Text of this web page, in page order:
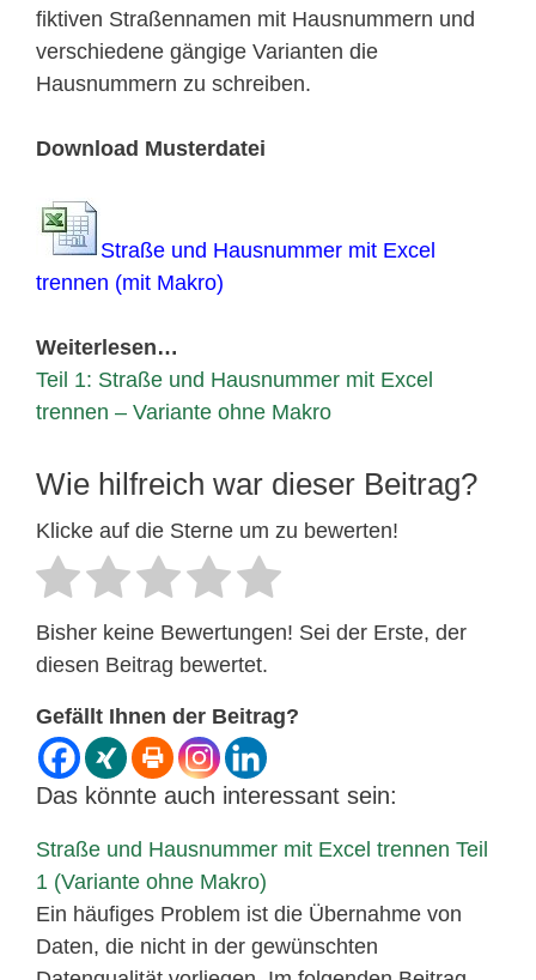
fiktiven Straßennamen mit Hausnummern und
verschiedene gängige Varianten die
Hausnummern zu schreiben.
Download Musterdatei
Straße und Hausnummer mit Excel
trennen (mit Makro)
Weiterlesen…
Teil 1: Straße und Hausnummer mit Excel
trennen – Variante ohne Makro
Wie hilfreich war dieser Beitrag?
Klicke auf die Sterne um zu bewerten!
Bisher keine Bewertungen! Sei der Erste, der
diesen Beitrag bewertet.
Gefällt Ihnen der Beitrag?
Das könnte auch interessant sein:
Straße und Hausnummer mit Excel trennen Teil
1 (Variante ohne Makro)
Ein häufiges Problem ist die Übernahme von
Daten, die nicht in der gewünschten